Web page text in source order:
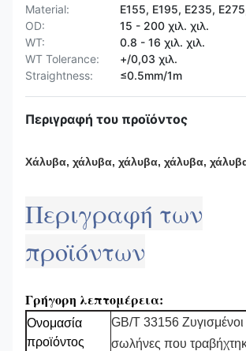
Material:
E155, E195, E235,
OD:
15 - 200 χιλ. χιλ.
WT:
0.8 - 16 χιλ. χιλ.
WT Tolerance:
+/0,03 χιλ.
Straightness:
≤0.5mm/1m
Περιγραφή του προϊόντος
Χάλυβα, χάλυβα, χάλυβα, χάλυβα,
Περιγραφή των
προϊόντων
Γρήγορη λεπτομέρεια:
Ονομασία
προϊόντος
GB/T 33156
σωλήνες που